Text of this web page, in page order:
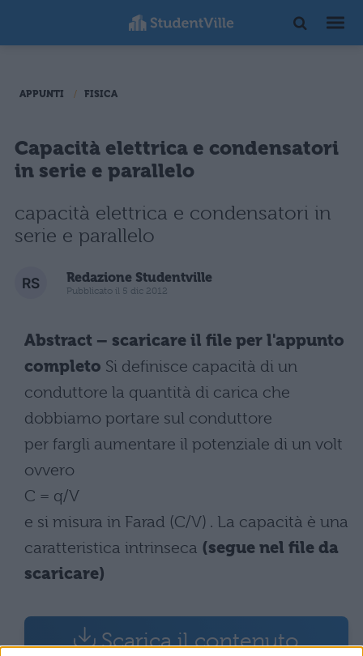
APPUNTI FISICA
Capacità elettrica e condensatori
in serie e parallelo
capacità elettrica e condensatori in
serie e parallelo
Redazione Studentville
Pubblicato il 5 dic 2012
Abstract – scaricare il file per l'appunto
completo Si definisce capacità di un
conduttore la quantità di carica che
dobbiamo portare sul conduttore
per fargli aumentare il potenziale di un volt
ovvero
C = q/V
e si misura in Farad (C/V) . La capacità è una
caratteristica intrinseca (segue nel file da
scaricare)
Scarica il contenuto